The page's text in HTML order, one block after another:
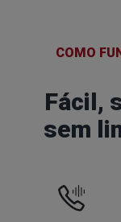
COMO
Fácil,
sem